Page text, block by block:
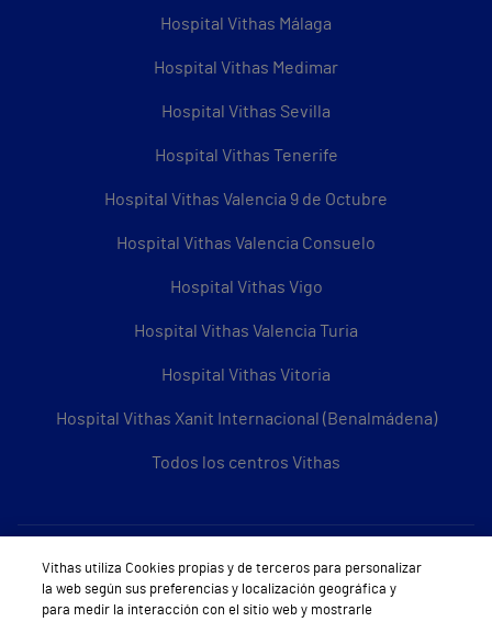
Hospital Vithas Málaga
Hospital Vithas Medimar
Hospital Vithas Sevilla
Hospital Vithas Tenerife
Hospital Vithas Valencia 9 de Octubre
Hospital Vithas Valencia Consuelo
Hospital Vithas Vigo
Hospital Vithas Valencia Turia
Hospital Vithas Vitoria
Hospital Vithas Xanit Internacional (Benalmádena)
Todos los centros Vithas
Sobre Vithas
Quiénes somos
Vithas utiliza Cookies propias y de terceros para personalizar
la web según sus preferencias y localización geográfica y
para medir la interacción con el sitio web y mostrarle